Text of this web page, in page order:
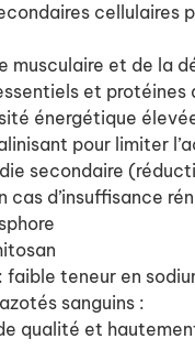
cellulaires
musculaire et de la
et protéines
énergétique
pour limiter
secondaire
d’insuffisance
faible teneur en
sanguins :
qualité et